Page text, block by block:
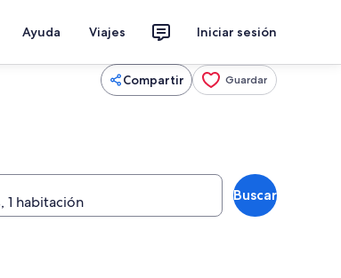
Ayuda Viajes Iniciar sesión
Compartir Guardar
Buscar